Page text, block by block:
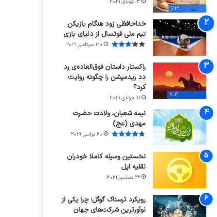
71%
3 جولای 2021
خداحافظی زود هنگام بازیکن
تیم ملی فوتسال از دنیای بازی
30 سپتامبر 2021
7.4
راکستار داستان فوق‌العاده‌ی رد
دد ریدمپشن را چگونه روایت
کرد؟
11 جولای 2021
نیمه شعبان، ولادت حضرت
مهدی (عج)
20 نوامبر 2021
نخستین وسیله کاملا خودران
نقلیه اپل
29 دسامبر 2021
رویکرد ترسناک گوگل؛ چرا یکی از
نوآورترین شرکت‌های جهان